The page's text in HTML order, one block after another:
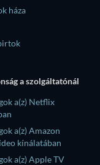
háza
a szolgáltatónál
a(z) Netflix
a(z) Amazon
kínálatában
a(z) Apple TV